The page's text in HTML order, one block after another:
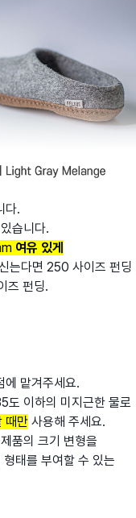
다.
습니다.
여유 있게
는다면 250 사이즈 펀딩
즈 펀딩.
에 맡겨주세요.
도 이하의 미지근한 물로
때만 사용해 주세요.
품의 크기 변형을
태를 부여할 수 있는